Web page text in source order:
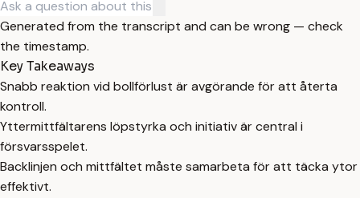
Generated from the transcript and can be wrong — check
the timestamp.
Key Takeaways
Snabb reaktion vid bollförlust är avgörande för att återta
kontroll.
Yttermittfältarens löpstyrka och initiativ är central i
försvarsspelet.
Backlinjen och mittfältet måste samarbeta för att täcka ytor
effektivt.